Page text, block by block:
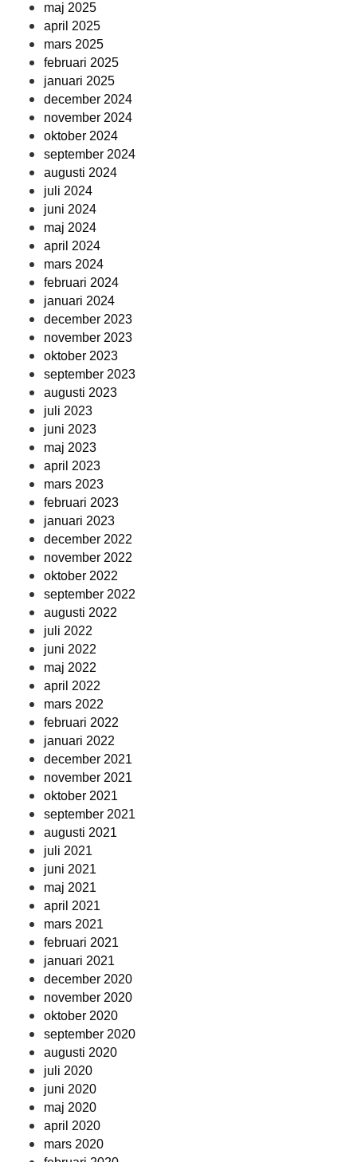
maj 2025
april 2025
mars 2025
februari 2025
januari 2025
december 2024
november 2024
oktober 2024
september 2024
augusti 2024
juli 2024
juni 2024
maj 2024
april 2024
mars 2024
februari 2024
januari 2024
december 2023
november 2023
oktober 2023
september 2023
augusti 2023
juli 2023
juni 2023
maj 2023
april 2023
mars 2023
februari 2023
januari 2023
december 2022
november 2022
oktober 2022
september 2022
augusti 2022
juli 2022
juni 2022
maj 2022
april 2022
mars 2022
februari 2022
januari 2022
december 2021
november 2021
oktober 2021
september 2021
augusti 2021
juli 2021
juni 2021
maj 2021
april 2021
mars 2021
februari 2021
januari 2021
december 2020
november 2020
oktober 2020
september 2020
augusti 2020
juli 2020
juni 2020
maj 2020
april 2020
mars 2020